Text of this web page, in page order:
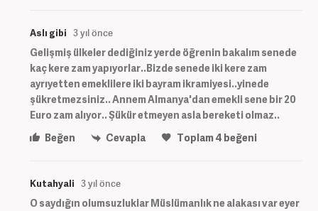
Aslı gibi 3 yıl önce
Gelişmiş ülkeler dediğiniz yerde öğrenin bakalım senede
kaç kere zam yapıyorlar..Bizde senede iki kere zam
ayrıyetten emeklilere iki bayram ikramiyesi..yinede
şükretmezsiniz.. Annem Almanya'dan emekli sene bir 20
Euro zam alıyor.. Şükür etmeyen asla bereketi olmaz..
Beğen
Cevapla Toplam4 beğeni
Kutahyali 3 yıl önce
O saydığın olumsuzluklar Müslümanlık ne alakası var eyer